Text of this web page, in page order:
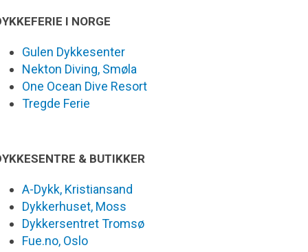
I NORGE
Gulen Dykkesenter
Nekton Diving, Smøla
One Ocean Dive Resort
Tregde Ferie
& BUTIKKER
A-Dykk, Kristiansand
Dykkerhuset, Moss
Dykkersentret Tromsø
Fue.no, Oslo